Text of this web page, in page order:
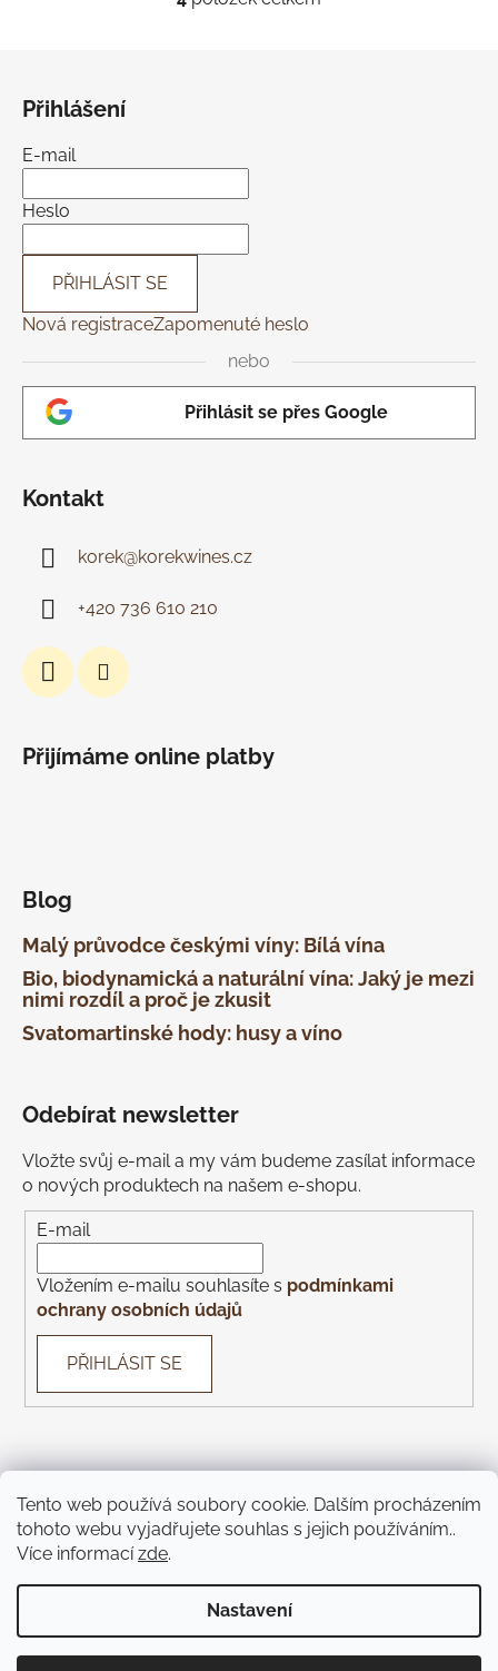
Tento web používá soubory cookie. Dalším procházením
tohoto webu vyjadřujete souhlas s jejich používáním..
Více informacízde.
Nastavení
O
p
r
v
v
ý
p
i
s
Přihlášení
E-mail
Heslo
PŘIHLÁSIT SE
Nová registraceZapomenuté heslo
nebo
Přihlásit se přes Google
Kontakt
korek@korekwines.cz
+420 736 610 210
Přijímáme online platby
Blog
Malý průvodce českými víny: Bílá vína
Bio, biodynamická a naturální vína: Jaký je mezi
nimi rozdíl a proč je zkusit
Svatomartinské hody: husy a víno
Odebírat newsletter
Vložte svůj e-mail a my vám budeme zasílat informace
o nových produktech na našem e-shopu.
E-mail
Vložením e-mailu souhlasíte s podmínkami
ochrany osobních údajů
PŘIHLÁSIT SE
Con Gusto Con Gusto Catering KOREK Wines Piazza
Monte Bú Pivnice U Čápa
Vytvořil Shoptet